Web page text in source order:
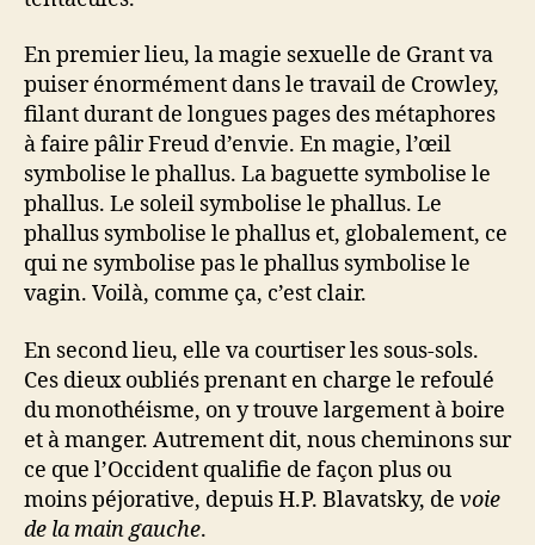
En premier lieu, la magie sexuelle de Grant va
puiser énormément dans le travail de Crowley,
filant durant de longues pages des métaphores
à faire pâlir Freud d’envie. En magie, l’œil
symbolise le phallus. La baguette symbolise le
phallus. Le soleil symbolise le phallus. Le
phallus symbolise le phallus et, globalement, ce
qui ne symbolise pas le phallus symbolise le
vagin. Voilà, comme ça, c’est clair.
En second lieu, elle va courtiser les sous-sols.
Ces dieux oubliés prenant en charge le refoulé
du monothéisme, on y trouve largement à boire
et à manger. Autrement dit, nous cheminons sur
ce que l’Occident qualifie de façon plus ou
moins péjorative, depuis H.P. Blavatsky, de voie
de la main gauche.